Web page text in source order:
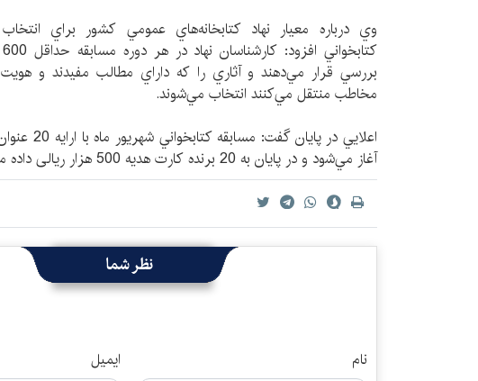
وي درباره معيار نهاد كتابخانه‌هاي عمومي كشور براي
بررسي قرار مي‌دهند و آثاري را كه داراي مطالب مفيدند و
مخاطب منتقل مي‌كنند انتخاب مي‌شوند.
اعلايي در پايان
آغاز مي‌شود و در پايان به 20 برنده كارت هديه 500 هزار ريالی داده مي‌شود.
نظر شما
نام ایمیل